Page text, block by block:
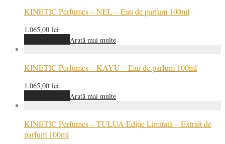
KINETIC Perfumes – NEL – Eau de parfum 100ml
1.065,00 lei
Arată mai multe
KINETIC Perfumes – KAYU – Eau de parfum 100ml
1.065,00 lei
Arată mai multe
KINETIC Perfumes – TULUA Ediție Limitată – Extrait de
parfum 100ml